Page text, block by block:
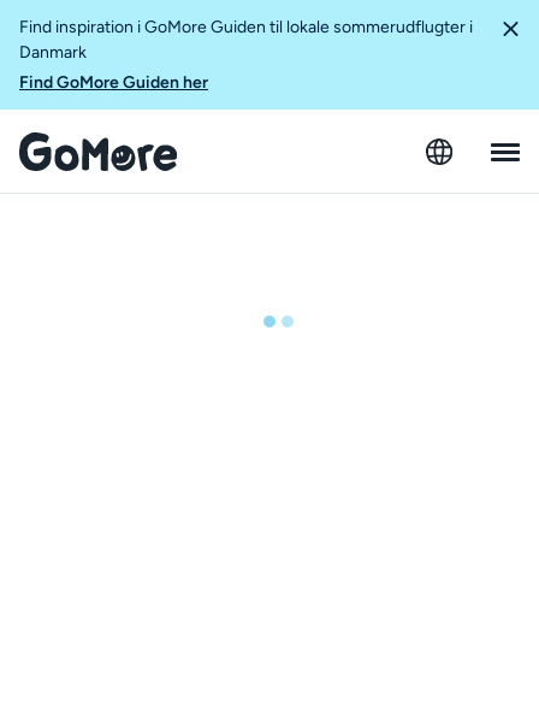
Find inspiration i GoMore Guiden til lokale sommerudflugter i
Danmark
Find GoMore Guiden her